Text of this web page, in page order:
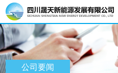
公司要闻